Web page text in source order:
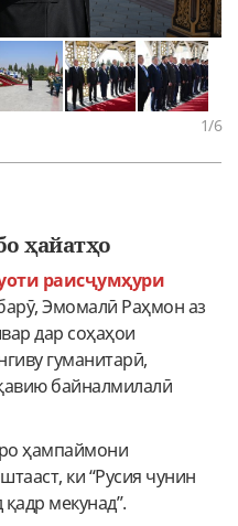
1/6
ҳайатҳо
раисҷумҳури
Эмомалӣ Раҳмон аз
дар соҳаҳои
гуманитарӣ,
байналмилалӣ
ҳампаймони
ки “Русия чунин
мекунад”.